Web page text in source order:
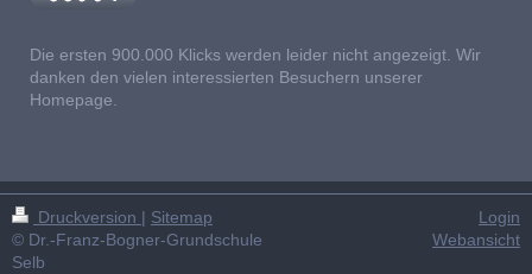
Die ersten 900.000 Klicks werden leider nicht angezeigt. Wir
danken den vielen interessierten Besuchern unserer
Homepage.
Druckversion | Sitemap
© Dr.-Franz-Bogner-Grundschule
Selb
Login
Webansicht